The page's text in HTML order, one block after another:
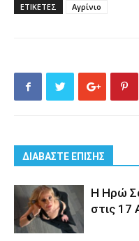
ΕΤΙΚΕΤΕΣ Αγρίνιο
ΔΙΑΒΑΣΤΕ ΕΠΙΣΗΣ
Η Ηρώ
στις 17